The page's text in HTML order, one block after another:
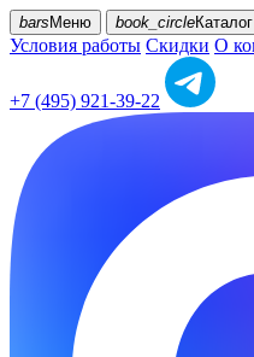
bars Меню book_circleКаталог
Условия работы Скидки О
+7 (495) 921-39-22